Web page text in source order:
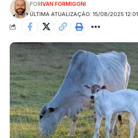
ÚLTIMA ATUALIZAÇÃO: 15/08/2025 12:01
PORIVAN FORMIGONI